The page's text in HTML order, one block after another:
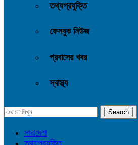
তথ্যপ্রযুক্তি
ফেসবুক নিউজ
প্রবাসের খবর
স্বাস্থ্য
সারাদেশ